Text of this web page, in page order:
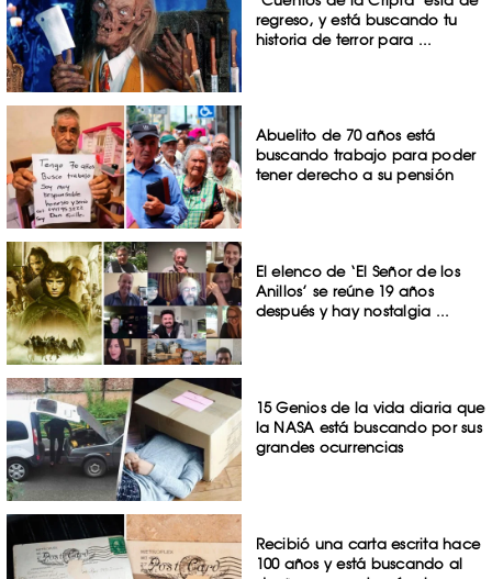
regreso, y está buscando tu
historia de terror para ...
Abuelito de 70 años está
buscando trabajo para poder
tener derecho a su pensión
El elenco de ‘El Señor de los
Anillos’ se reúne 19 años
después y hay nostalgia ...
15 Genios de la vida diaria que
la NASA está buscando por sus
grandes ocurrencias
Recibió una carta escrita hace
100 años y está buscando al